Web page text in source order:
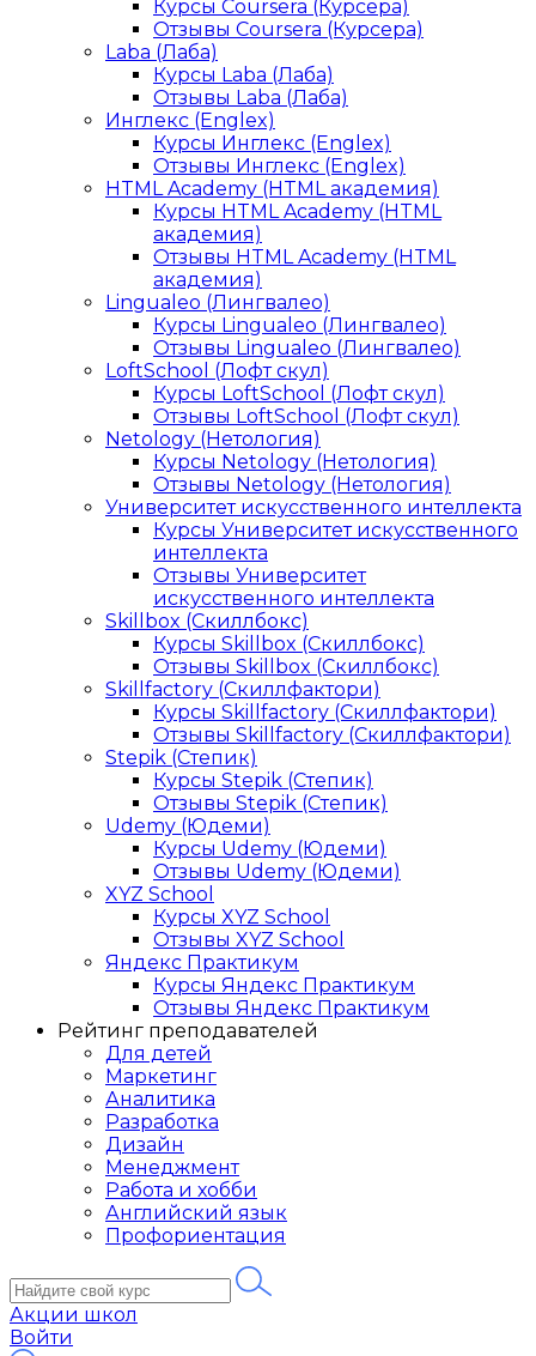
Курсы Coursera (Курсера)
Отзывы Coursera (Курсера)
Laba (Лаба)
Курсы Laba (Лаба)
Отзывы Laba (Лаба)
Инглекс (Englex)
Курсы Инглекс (Englex)
Отзывы Инглекс (Englex)
HTML Academy (HTML академия)
Курсы HTML Academy (HTML
академия)
Отзывы HTML Academy (HTML
академия)
Lingualeo (Лингвалео)
Курсы Lingualeo (Лингвалео)
Отзывы Lingualeo (Лингвалео)
LoftSchool (Лофт скул)
Курсы LoftSchool (Лофт скул)
Отзывы LoftSchool (Лофт скул)
Netology (Нетология)
Курсы Netology (Нетология)
Отзывы Netology (Нетология)
Университет искусственного интеллекта
Курсы Университет искусственного
интеллекта
Отзывы Университет
искусственного интеллекта
Skillbox (Скиллбокс)
Курсы Skillbox (Скиллбокс)
Отзывы Skillbox (Скиллбокс)
Skillfactory (Скиллфактори)
Курсы Skillfactory (Скиллфактори)
Отзывы Skillfactory (Скиллфактори)
Stepik (Степик)
Курсы Stepik (Степик)
Отзывы Stepik (Степик)
Udemy (Юдеми)
Курсы Udemy (Юдеми)
Отзывы Udemy (Юдеми)
XYZ School
Курсы XYZ School
Отзывы XYZ School
Яндекс Практикум
Курсы Яндекс Практикум
Отзывы Яндекс Практикум
Рейтинг преподавателей
Для детей
Маркетинг
Аналитика
Разработка
Дизайн
Менеджмент
Работа и хобби
Английский язык
Профориентация
Акции школ
Войти